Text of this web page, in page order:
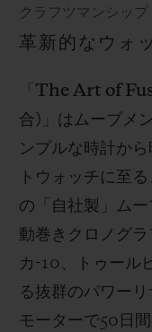
クラフツマンシップ
革新的なウォ
The Art of
合) 」はムーブメ
ンプルな時計か
トウォッチに至
の「自社製」ム
動巻きクロノグ
カ -10 、トゥール
る抜群のパワーリ
モーターで50 日